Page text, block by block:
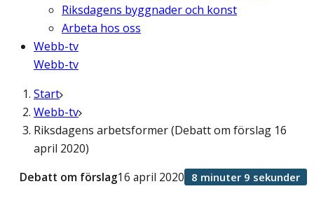
Riksdagens byggnader och konst
Arbeta hos oss
Webb-tv
Webb-tv
Start
Webb-tv
Riksdagens arbetsformer (Debatt om förslag 16
april 2020)
Debatt om förslag16 april 2020 8 minuter 9 sekunder